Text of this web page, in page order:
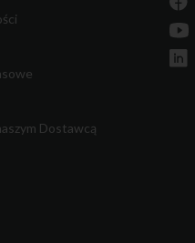
Dostawcą